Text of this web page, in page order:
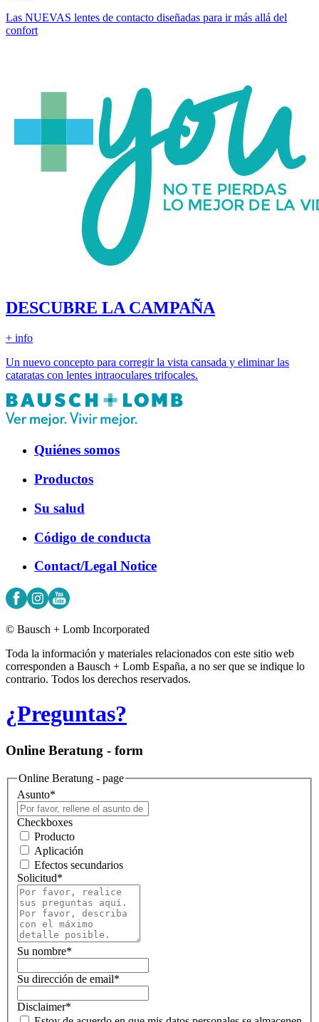
Las NUEVAS lentes de contacto diseñadas para ir más allá del
confort
DESCUBRE LA CAMPAÑA
+ info
Un nuevo concepto para corregir la vista cansada y eliminar las
cataratas con lentes intraoculares trifocales.
Quiénes somos
Productos
Su salud
Código de conducta
Contact/Legal Notice
© Bausch + Lomb Incorporated
Toda la información y materiales relacionados con este sitio web
corresponden a Bausch + Lomb España, a no ser que se indique lo
contrario. Todos los derechos reservados.
¿Preguntas?
Online Beratung - form
Online Beratung - page
Asunto*
Checkboxes
Producto
Aplicación
Efectos secundarios
Solicitud*
Su nombre*
Su dirección de email*
Disclaimer*